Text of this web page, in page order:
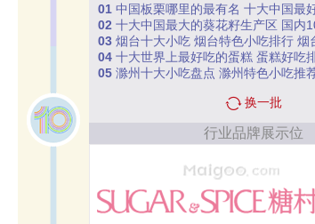
01 中国板栗哪里的最有名 十大中国最
02 十大中国最大的葵花籽生产区 国内10大好
03 烟台十大小吃 烟台特色小吃排行 烟
04 十大世界上最好吃的蛋糕 蛋糕好吃
05 滁州十大小吃盘点 滁州特色小吃推荐
换一批
行业品牌展示位